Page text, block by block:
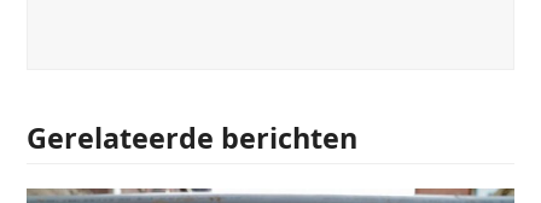
Gerelateerde berichten